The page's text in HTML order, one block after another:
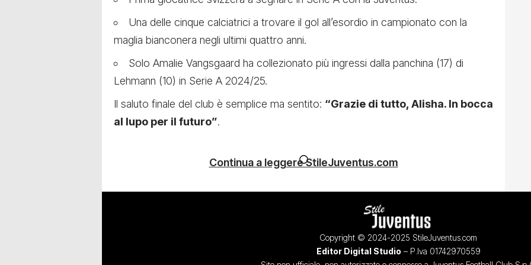
Una delle cinque calciatrici a trovare il gol all’esordio in campionato con la
maglia bianconera negli ultimi quattro anni.
Solo Amalie Vangsgaard ha collezionato più ingressi dalla panchina (17) di
Lehmann (10) in Serie A 2024/25.
Il saluto finale del club è semplice ma sentito: “Grazie di tutto, Alisha. In bocca
al lupo per il futuro”.
Continua a leggere StileJuventus.com
Copyright © 2024-2025 StileJuventus.com
Editor Digital Studio – P.Iva 01742970559